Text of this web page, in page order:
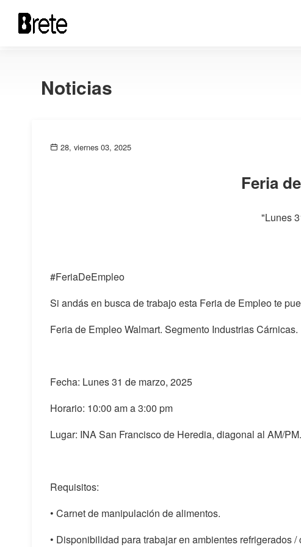
Noticias
28, viernes 03, 2025
Feria
"Lunes
#FeriaDeEmpleo
Si andás en busca de trabajo esta Feria de Empleo te
Feria de Empleo Walmart. Segmento Industrias Cárnicas.
Fecha: Lunes 31 de marzo, 2025
Horario: 10:00 am a 3:00 pm
Lugar: INA San Francisco de Heredia, diagonal al AM/PM.
Requisitos:
• Carnet de manipulación de alimentos.
• Disponibilidad para trabajar en ambientes refrigerados /